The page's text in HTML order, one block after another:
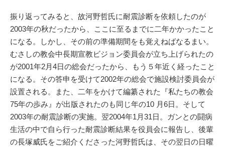
振り返ってみると、故河野哲氏に耐震診断を依頼したのが
2003年の秋だったから、ここに至るまでに二年かかったこと
になる。しかし、その前の準備期間をも覚えねばなるまい。
むさしの教会中長期宣教ビジョン委員会が立ち上げられたの
が2001年2月4日の総会だったから、もう５年近く経ったこと
になる。その答申を受けて2002年の総会で施設検討委員会が
設置される。また、二年をかけて編纂された『私たちの教会
75年の歩み』が出版されたのも同じ年の10 月6日。そして
2003年の耐震診断の実施。翌2004年1月31日。ガンとの闘病
生活の中で自ら行った耐震診断結果を役員会に報告し、後輩
の長塚威氏をご紹介くださった河野哲氏は、その翌日の日曜